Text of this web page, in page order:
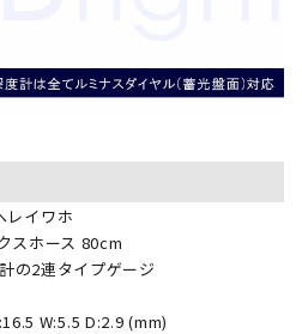
イワホ
スホース 80cm
の2連タイプゲージ
W:5.5 D:2.9 (mm)